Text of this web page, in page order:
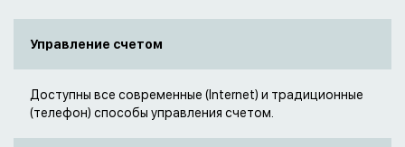
Управление счетом
Доступны все современные (Internet) и традиционные
(телефон) способы управления счетом.